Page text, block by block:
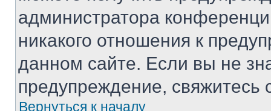
администратора
никакого отношения к
данном сайте. Если вы не
предупреждение,
Вернуться к началу